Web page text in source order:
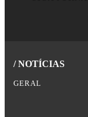
/ NOTÍCIAS
GERAL